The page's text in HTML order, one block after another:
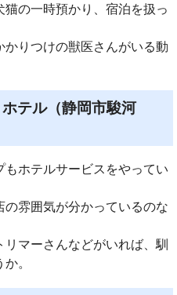
の一時預かり、宿泊を扱っ
りつけの獣医さんがいる動
テル（静岡市駿河
ホテルサービスをやってい
雰囲気が分かっているのな
マーさんなどがいれば、馴
。